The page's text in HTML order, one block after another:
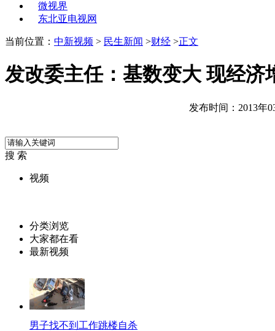
微视界
东北亚电视网
当前位置： 中新视频 > 民生新闻 >财经 >正文
发改委主任：基数变大 现经济
发布时间：2013年
搜 索
视频
分类浏览
大家都在看
最新视频
男子找不到工作跳楼自杀